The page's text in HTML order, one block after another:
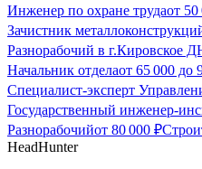
Инженер по охране трудаот 50
Зачистник
Разнорабочий в г.Кировское
Начальник отделаот 65 000 до
Специалист-эксперт
Государственный инженер-
Разнорабочийот 80 000 ₽
HeadHunter